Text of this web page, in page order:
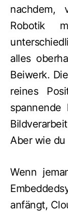
nachdem,
Robotik
alles
Beiwerk.
reines
Aber wie du
Wenn
anfängt,